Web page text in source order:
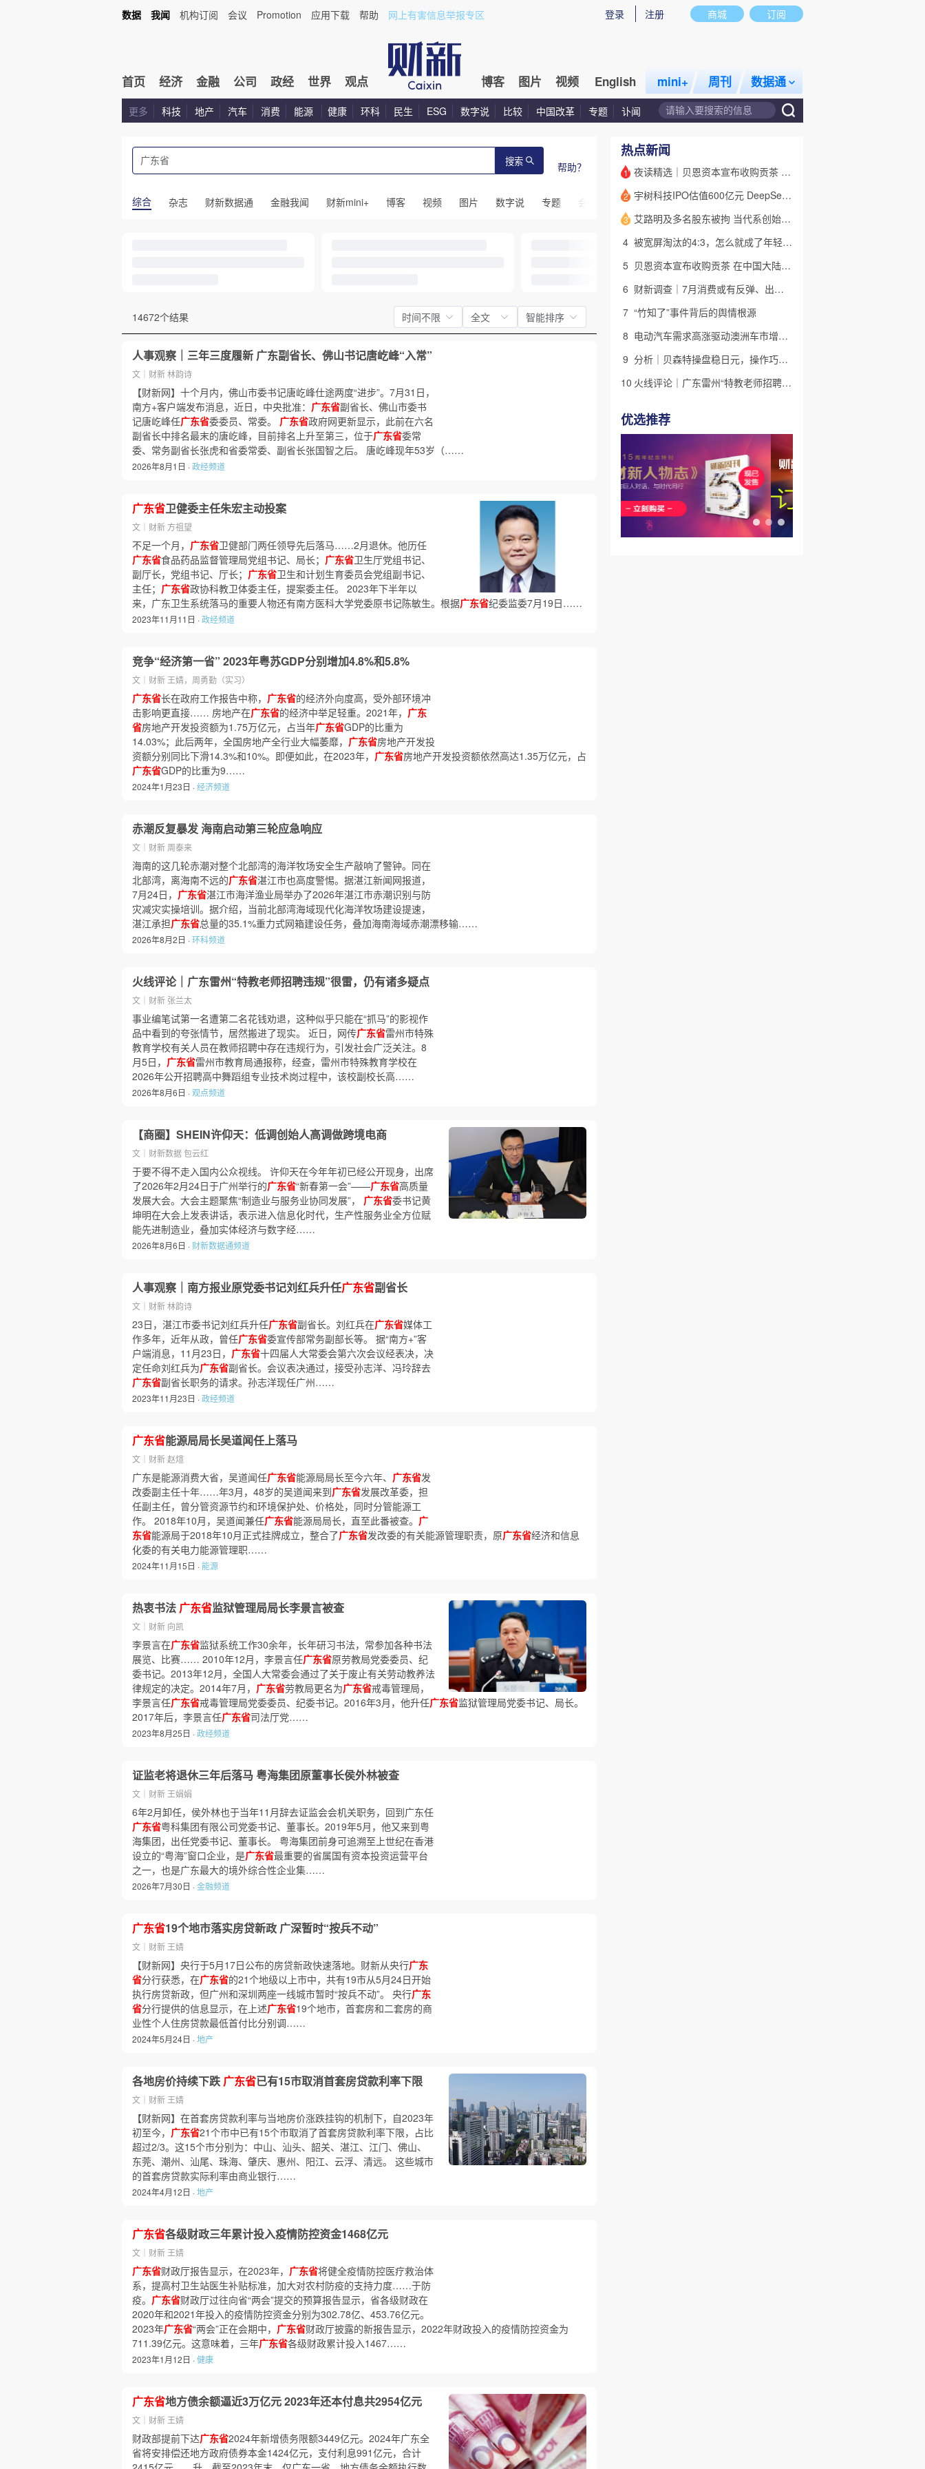
商城 订阅
登录 注册
数据 我闻 机构订阅 会议 Promotion 应用下载 帮助 网上有害信息举报专区
首页 经济 金融 公司 政经 世界 观点 博客 图片 视频 English mini+ 周刊 数据通
更多 科技 地产 汽车 消费 能源 健康 环科 民生 ESG 数字说 比较 中国改革 专题 讣闻
搜索 帮助？
综合 杂志 财新数据通 金融我闻 财新mini+ 博客 视频 图片 数字说 专题 会议 话题 特别呈现 私房课
14672个结果 时间不限 全文 智能排序
人事观察｜三年三度履新 广东副省长、佛山书记唐屹峰“入常”
文｜财新 林韵诗
【财新网】十个月内，佛山市委书记唐屹峰仕途两度“进步”。7月31日，
南方+客户端发布消息，近日，中央批准： 广东省副省长、佛山市委书
记唐屹峰任广东省委委员、常委。 广东省政府网更新显示，此前在六名
副省长中排名最末的唐屹峰，目前排名上升至第三，位于广东省委常
委、常务副省长张虎和省委常委、副省长张国智之后。 唐屹峰现年53岁（……
2026年8月1日 ·政经频道
广东省卫健委主任朱宏主动投案
文｜财新 方祖望
不足一个月， 广东省卫健部门两任领导先后落马……2月退休。他历任
广东省食品药品监督管理局党组书记、局长； 广东省卫生厅党组书记、
副厅长，党组书记、厅长； 广东省卫生和计划生育委员会党组副书记、
主任； 广东省政协科教卫体委主任，提案委主任。 2023年下半年以
来，广东卫生系统落马的重要人物还有南方医科大学党委原书记陈敏生。根据广东省纪委监委7月19日……
2023年11月11日 ·政经频道
竞争“经济第一省” 2023年粤苏GDP分别增加4.8%和5.8%
文｜财新 王婧，周勇勤（实习）
广东省长在政府工作报告中称， 广东省的经济外向度高，受外部环境冲
击影响更直接…… 房地产在广东省的经济中举足轻重。2021年， 广东
省房地产开发投资额为1.75万亿元，占当年广东省GDP的比重为
14.03%；此后两年，全国房地产全行业大幅萎靡， 广东省房地产开发投
资额分别同比下滑14.3%和10%。即便如此，在2023年， 广东省房地产开发投资额依然高达1.35万亿元，占
广东省GDP的比重为9……
2024年1月23日 ·经济频道
赤潮反复暴发 海南启动第三轮应急响应
文｜财新 周泰来
海南的这几轮赤潮对整个北部湾的海洋牧场安全生产敲响了警钟。同在
北部湾，离海南不远的广东省湛江市也高度警惕。据湛江新闻网报道，
7月24日， 广东省湛江市海洋渔业局举办了2026年湛江市赤潮识别与防
灾减灾实操培训。据介绍，当前北部湾海域现代化海洋牧场建设提速，
湛江承担广东省总量的35.1%重力式网箱建设任务，叠加海南海域赤潮漂移输……
2026年8月2日 ·环科频道
火线评论｜广东雷州“特教老师招聘违规”很雷，仍有诸多疑点
文｜财新 张兰太
事业编笔试第一名遭第二名花钱劝退，这种似乎只能在“抓马”的影视作
品中看到的夸张情节，居然搬进了现实。 近日，网传广东省雷州市特殊
教育学校有关人员在教师招聘中存在违规行为，引发社会广泛关注。8
月5日， 广东省雷州市教育局通报称，经查，雷州市特殊教育学校在
2026年公开招聘高中舞蹈组专业技术岗过程中，该校副校长高……
2026年8月6日 ·观点频道
【商圈】SHEIN许仰天：低调创始人高调做跨境电商
文｜财新数据 包云红
于要不得不走入国内公众视线。 许仰天在今年年初已经公开现身，出席
了2026年2月24日于广州举行的广东省“新春第一会”——广东省高质量
发展大会。大会主题聚焦“制造业与服务业协同发展”， 广东省委书记黄
坤明在大会上发表讲话，表示进入信息化时代，生产性服务业全方位赋
能先进制造业，叠加实体经济与数字经……
2026年8月6日 · 财新数据通频道
人事观察｜南方报业原党委书记刘红兵升任广东省副省长
文｜财新 林韵诗
23日，湛江市委书记刘红兵升任广东省副省长。刘红兵在广东省媒体工
作多年，近年从政，曾任广东省委宣传部常务副部长等。 据“南方+”客
户端消息，11月23日， 广东省十四届人大常委会第六次会议经表决，决
定任命刘红兵为广东省副省长。会议表决通过，接受孙志洋、冯玲辞去
广东省副省长职务的请求。孙志洋现任广州……
2023年11月23日 ·政经频道
广东省能源局局长吴道闻任上落马
文｜财新 赵煊
广东是能源消费大省，吴道闻任广东省能源局局长至今六年、 广东省发
改委副主任十年……年3月，48岁的吴道闻来到广东省发展改革委，担
任副主任，曾分管资源节约和环境保护处、价格处，同时分管能源工
作。 2018年10月，吴道闻兼任广东省能源局局长，直至此番被查。 广
东省能源局于2018年10月正式挂牌成立，整合了广东省发改委的有关能源管理职责，原广东省经济和信息
化委的有关电力能源管理职……
2024年11月15日 · 能源
热衷书法 广东省监狱管理局局长李景言被查
文｜财新 向凯
李景言在广东省监狱系统工作30余年，长年研习书法，常参加各种书法
展览、比赛…… 2010年12月，李景言任广东省原劳教局党委委员、纪
委书记。2013年12月，全国人大常委会通过了关于废止有关劳动教养法
律规定的决定。2014年7月， 广东省劳教局更名为广东省戒毒管理局，
李景言任广东省戒毒管理局党委委员、纪委书记。2016年3月，他升任广东省监狱管理局党委书记、局长。
2017年后，李景言任广东省司法厅党……
2023年8月25日 ·政经频道
证监老将退休三年后落马 粤海集团原董事长侯外林被查
文｜财新 王娟娟
6年2月卸任，侯外林也于当年11月辞去证监会会机关职务，回到广东任
广东省粤科集团有限公司党委书记、董事长。2019年5月，他又来到粤
海集团，出任党委书记、董事长。 粤海集团前身可追溯至上世纪在香港
设立的“粤海”窗口企业，是广东省最重要的省属国有资本投资运营平台
之一，也是广东最大的境外综合性企业集……
2026年7月30日 ·金融频道
广东省19个地市落实房贷新政 广深暂时“按兵不动”
文｜财新 王婧
【财新网】央行于5月17日公布的房贷新政快速落地。财新从央行广东
省分行获悉，在广东省的21个地级以上市中，共有19市从5月24日开始
执行房贷新政，但广州和深圳两座一线城市暂时“按兵不动”。 央行广东
省分行提供的信息显示，在上述广东省19个地市，首套房和二套房的商
业性个人住房贷款最低首付比分别调……
2024年5月24日 ·地产
各地房价持续下跌 广东省已有15市取消首套房贷款利率下限
文｜财新 王婧
【财新网】在首套房贷款利率与当地房价涨跌挂钩的机制下，自2023年
初至今， 广东省21个市中已有15个市取消了首套房贷款利率下限，占比
超过2/3。这15个市分别为：中山、汕头、韶关、湛江、江门、佛山、
东莞、潮州、汕尾、珠海、肇庆、惠州、阳江、云浮、清远。 这些城市
的首套房贷款实际利率由商业银行……
2024年4月12日 ·地产
广东省各级财政三年累计投入疫情防控资金1468亿元
文｜财新 王婧
广东省财政厅报告显示，在2023年， 广东省将健全疫情防控医疗救治体
系，提高村卫生站医生补贴标准，加大对农村防疫的支持力度……于防
疫。 广东省财政厅过往向省“两会”提交的预算报告显示，省各级财政在
2020年和2021年投入的疫情防控资金分别为302.78亿、453.76亿元。
2023年广东省“两会”正在会期中， 广东省财政厅披露的新报告显示，2022年财政投入的疫情防控资金为
711.39亿元。这意味着，三年广东省各级财政累计投入1467……
2023年1月12日 ·健康
广东省地方债余额逼近3万亿元 2023年还本付息共2954亿元
文｜财新 王婧
财政部提前下达广东省2024年新增债务限额3449亿元。2024年广东全
省将安排偿还地方政府债券本金1424亿元，支付利息991亿元，合计
热点新闻
1 夜读精选｜贝恩资本宣布收购贡茶 在中国大陆无法注册商标后退出市场
2 宇树科技IPO估值600亿元 DeepSeek参与战略配售
3
艾路明及多名股东被拘 当代系创始人因何此时被清算
4
被宽屏淘汰的4:3，怎么就成了年轻人的“梦核”？｜热点
5
贝恩资本宣布收购贡茶 在中国大陆无法注册商标后退出市场
6
财新调查｜7月消费或有反弹、出口维持强劲 受哪些因素带动？
7 “竹知了”事件背后的舆情根源
8
电动汽车需求高涨驱动澳洲车市增长 中国品牌表现强劲｜出海·汽车
9
分析｜贝森特操盘稳日元，操作巧思能否撬动美日货币基本面
10
火线评论｜广东雷州“特教老师招聘违规”很雷，仍有诸多疑点
优选推荐